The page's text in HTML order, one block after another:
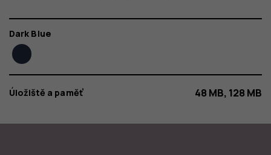
Barva
Dark Blue
Úložiště a paměť 48 MB, 128 MB